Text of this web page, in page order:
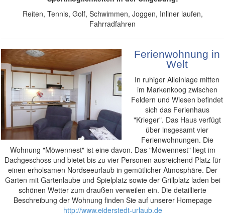
Reiten, Tennis, Golf, Schwimmen, Joggen, Inliner laufen,
Fahrradfahren
Ferienwohnung in
Welt
In ruhiger Alleinlage mitten
im Markenkoog zwischen
Feldern und Wiesen befindet
sich das Ferienhaus
"Krieger". Das Haus verfügt
über insgesamt vier
Ferienwohnungen. Die
Wohnung "Möwennest" ist eine davon. Das "Möwennest" liegt im
Dachgeschoss und bietet bis zu vier Personen ausreichend Platz für
einen erholsamen Nordseeurlaub in gemütlicher Atmosphäre. Der
Garten mit Gartenlaube und Spielplatz sowie der Grillplatz laden bei
schönen Wetter zum draußen verweilen ein. Die detaillierte
Beschreibung der Wohnung finden Sie auf unserer Homepage
http://www.eiderstedt-urlaub.de